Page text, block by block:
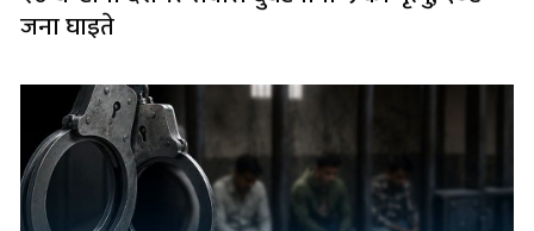
जना घाइते